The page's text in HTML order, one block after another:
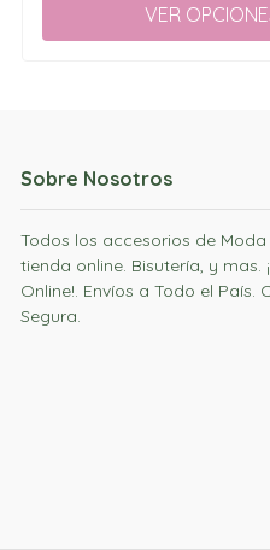
VER
Sobre Nosotros
Todos los accesorios de Moda
tienda online. Bisutería, y mas.
Online!. Envíos a Todo el País.
Segura.